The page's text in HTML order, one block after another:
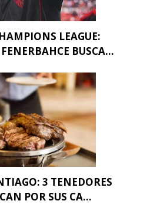
LEAGUE:
BUSCA...
3 TENEDORES
POR SUS CA...